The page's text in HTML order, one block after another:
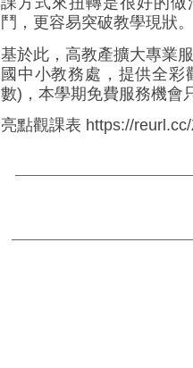
鬥，更容易突破教學現狀。
基於此，高教產擴大專業
國中小教務處，提供全
數)，本學期免費服務機會
亮點觀課表 https://